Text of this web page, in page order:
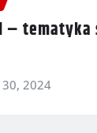
tematyka
30, 2024